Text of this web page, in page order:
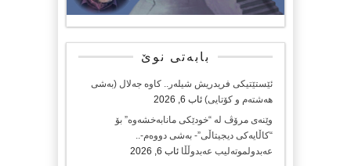
بابەتی نوێ
ئێستێتیکی فریدریش شیلەر.. کاوە جەلال (بەشی
هەشتەم و کۆتایی) ئاب 6, 2026
وێنەی مرۆڤ لە “خودێکی مانابەخشەوە” بۆ
“کاڵایەکی دیجیتاڵی”- بەشی دووەم-..
عەبدولموتەلیب عەبدوڵڵا ئاب 6, 2026